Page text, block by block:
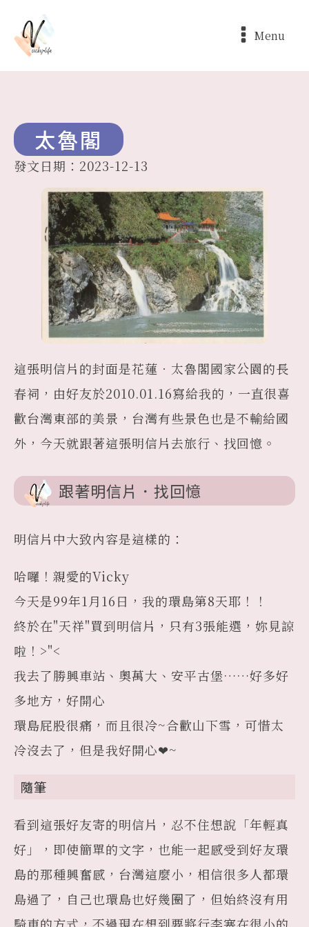
Menu
太魯閣
發文日期： 2023-12-13
這張明信片的封面是花蓮．太魯閣國家公園的長
春祠，由好友於2010.01.16寫給我的，一直很喜
歡台灣東部的美景，台灣有些景色也是不輸給國
外，今天就跟著這張明信片去旅行、找回憶。
跟著明信片．找回憶
明信片中大致內容是這樣的：
哈囉！親愛的Vicky
今天是99年1月16日，我的環島第8天耶！！
終於在"天祥"買到明信片，只有3張能選，妳見諒
啦！>"<
我去了勝興車站、奧萬大、安平古堡……好多好
多地方，好開心
環島屁股很痛，而且很冷~合歡山下雪，可惜太
冷沒去了，但是我好開心❤~
隨筆
看到這張好友寄的明信片，忍不住想說「年輕真
好」，即使簡單的文字，也能一起感受到好友環
島的那種興奮感，台灣這麼小，相信很多人都環
島過了，自己也環島也好幾圈了，但始終沒有用